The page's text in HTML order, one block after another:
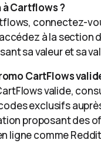
Cartflows ?
connectez-
à la
sa valeur et sa
CartFlows
valide,
exclusifs
proposant des
ligne comme